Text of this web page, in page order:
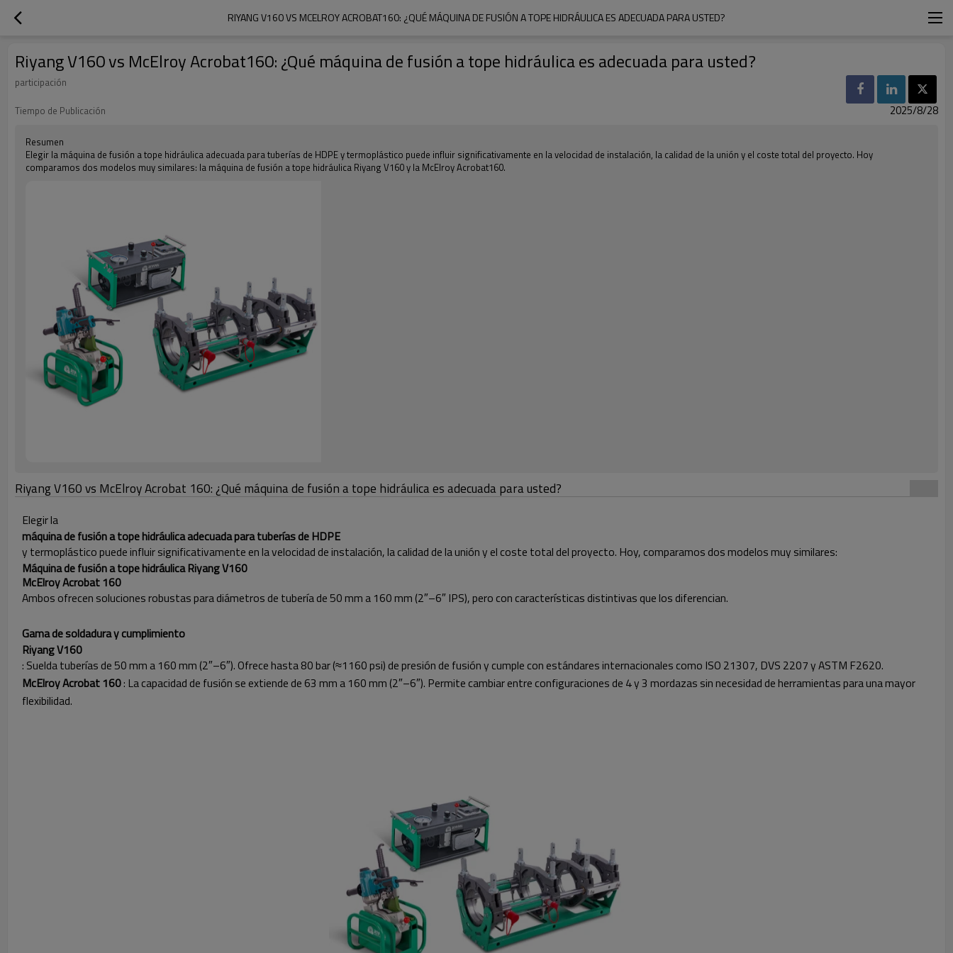
RIYANG V160 VS MCELROY ACROBAT160: ¿QUÉ MÁQUINA DE FUSIÓN A TOPE HIDRÁULICA ES ADECUADA PARA USTED?
Riyang V160 vs McElroy Acrobat160: ¿Qué máquina de fusión a tope hidráulica es adecuada para usted?
participación
Tiempo de Publicación
2025/8/28
Resumen
Elegir la máquina de fusión a tope hidráulica adecuada para tuberías de HDPE y termoplástico puede influir significativamente en la velocidad de instalación, la calidad de la unión y el coste total del proyecto. Hoy
comparamos dos modelos muy similares: la máquina de fusión a tope hidráulica Riyang V160 y la McElroy Acrobat160.
Riyang V160 vs McElroy Acrobat 160: ¿Qué máquina de fusión a tope hidráulica es adecuada para usted?
Elegir la
máquina de fusión a tope hidráulica adecuada para tuberías de HDPE
y termoplástico puede influir significativamente en la velocidad de instalación, la calidad de la unión y el coste total del proyecto. Hoy, comparamos dos modelos muy similares:
Máquina de fusión a tope hidráulica Riyang V160
McElroy Acrobat 160
Ambos ofrecen soluciones robustas para diámetros de tubería de 50 mm a 160 mm (2″–6″ IPS), pero con características distintivas que los diferencian.
Gama de soldadura y cumplimiento
Riyang V160
: Suelda tuberías de 50 mm a 160 mm (2″–6″). Ofrece hasta 80 bar (≈1160 psi) de presión de fusión y cumple con estándares internacionales como ISO 21307, DVS 2207 y ASTM F2620.
McElroy Acrobat 160: La capacidad de fusión se extiende de 63 mm a 160 mm (2″–6″). Permite cambiar entre configuraciones de 4 y 3 mordazas sin necesidad de herramientas para una mayor
flexibilidad.